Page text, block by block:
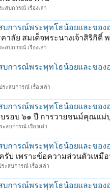
ะสบการณ์ เรื่องเล่า
การณ์พระพุทโธน้อยและของ
รคาลัย สมเด็จพระนางเจ้าสิ
ะสบการณ์ เรื่องเล่า
การณ์พระพุทโธน้อยและของ
ระสบการณ์ เรื่องเล่า
การณ์พระพุทโธน้อยและของ
รอบ ๖๑ ปี การวายชนม์คุณแม่
ะสบการณ์ เรื่องเล่า
การณ์พระพุทโธน้อยและของ
บ เพราะข้อความส่วนตัวเห
ระสบการณ์ เรื่องเล่า
การณ์พระพุทโธน้อยและของ